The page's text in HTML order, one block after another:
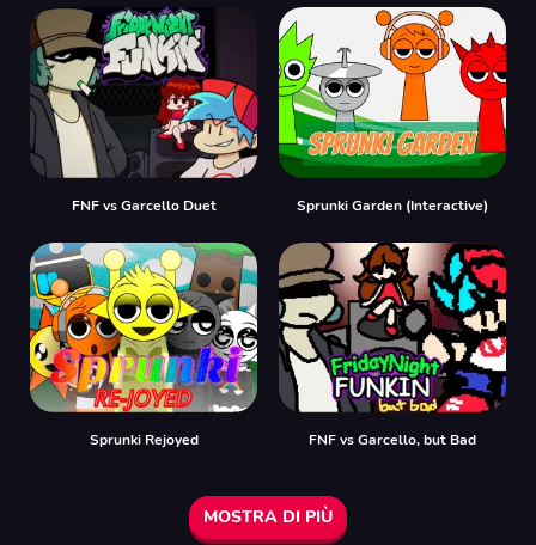
FNF vs Garcello Duet Sprunki Garden (Interactive)
Sprunki Rejoyed FNF vs Garcello, but Bad
MOSTRA DI PIÙ